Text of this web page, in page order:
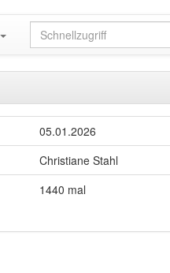
05.01.2026
Christiane Stahl
1440 mal